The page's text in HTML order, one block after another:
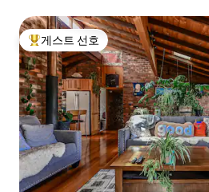
상위 게스트 선호
게스트 선호